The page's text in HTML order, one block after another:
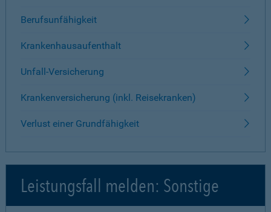
Berufsunfähigkeit
Krankenhausaufenthalt
Unfall-Versicherung
Krankenversicherung (inkl. Reisekranken)
Verlust einer Grundfähigkeit
Leistungsfall melden: Sonstige